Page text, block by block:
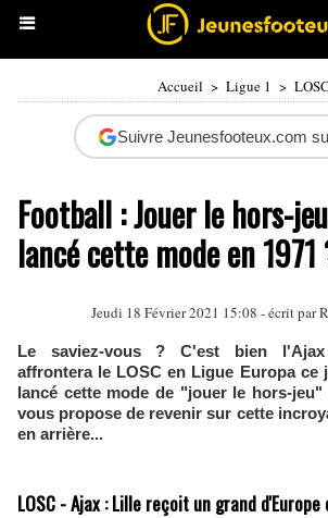
Accueil > Ligue 1 > LOSC
Suivre Jeunesfooteux.com
Football : Jouer le hors-
lancé cette mode en 1971
Jeudi 18 Février 2021 15:08 - écrit par
Le saviez-vous ? C'est bien l'Ajax
affrontera le LOSC en Ligue Europa ce
lancé cette mode de "jouer le hors-jeu"
vous propose de revenir sur cette
en arrière...
LOSC - Ajax : Lille reçoit un grand d'Europe